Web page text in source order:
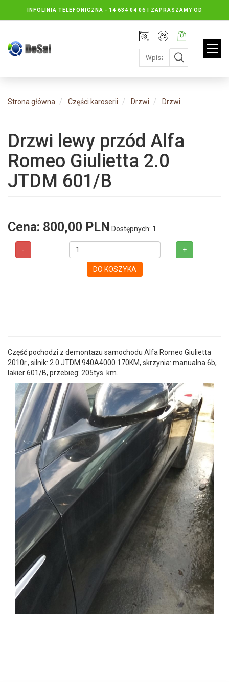
INFOLINIA TELEFONICZNA - 14 634 04 06 | ZAPRASZAMY OD
PONIEDZIAŁKU DO PIĄTKU : 8.30 DO 16.30, SOBOTY: 8.30 DO 13.00
Rejestracja
Moje
konto
Twój
koszyk:
jest
pusty
Strona główna Części karoserii Drzwi Drzwi
Drzwi lewy przód Alfa
Romeo Giulietta 2.0
JTDM 601/B
Cena: 800,00 PLN Dostępnych: 1
- +
DO KOSZYKA
Część pochodzi z demontażu samochodu Alfa Romeo Giulietta
2010r., silnik: 2.0 JTDM 940A4000 170KM, skrzynia: manualna 6b,
lakier 601/B, przebieg: 205tys. km.